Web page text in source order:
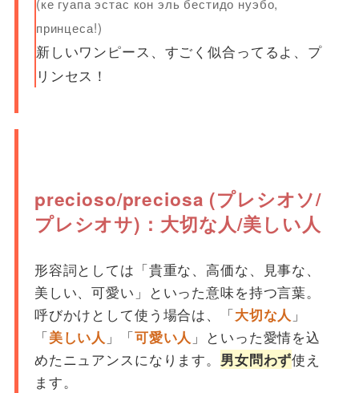
принцеса!)
新しいワンピース、すごく似合ってるよ、プ
リンセス！
precioso/preciosa (プレシオソ/
プレシオサ)：大切な人/美しい人
形容詞としては「貴重な、高価な、見事な、
美しい、可愛い」といった意味を持つ言葉。
呼びかけとして使う場合は、「大切な人 」
「美しい人 」「可愛い人 」といった愛情を込
めたニュアンスになります。 男女問わず使え
ます。